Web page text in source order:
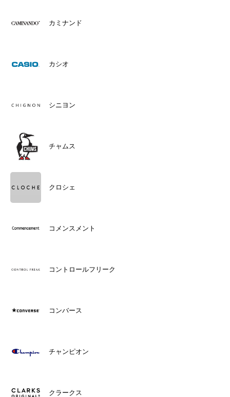
カミナンド
カシオ
シニヨン
チャムス
クロシェ
コメンスメント
コントロールフリーク
コンバース
チャンピオン
クラークス